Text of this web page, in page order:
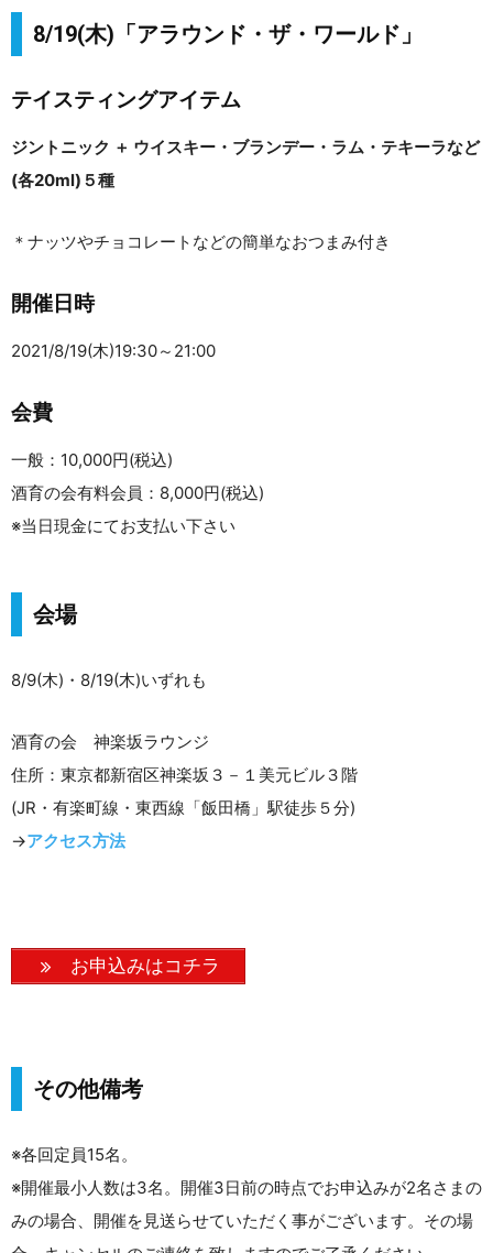
8/19(木)「アラウンド・ザ・ワールド」
テイスティングアイテム
ジントニック ＋ ウイスキー・ブランデー・ラム・テキーラなど
(各20ml)５種
＊ナッツやチョコレートなどの簡単なおつまみ付き
開催日時
2021/8/19(木)19:30～21:00
会費
一般：10,000円(税込)
酒育の会有料会員：8,000円(税込)
※当日現金にてお支払い下さい
会場
8/9(木)・8/19(木)いずれも
酒育の会 神楽坂ラウンジ
住所：東京都新宿区神楽坂３－１美元ビル３階
(JR・有楽町線・東西線「飯田橋」駅徒歩５分)
→アクセス方法
お申込みはコチラ
その他備考
※各回定員15名。
※開催最小人数は3名。開催3日前の時点でお申込みが2名さまの
みの場合、開催を見送らせていただく事がございます。その場